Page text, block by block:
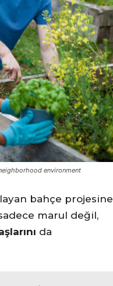
environment
bahçe projesine
marul değil,
da